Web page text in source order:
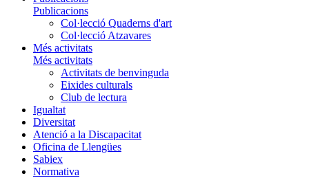
Publicacions
Col·lecció Quaderns d'art
Col·lecció Atzavares
Més activitats
Més activitats
Activitats de benvinguda
Eixides culturals
Club de lectura
Igualtat
Diversitat
Atenció a la Discapacitat
Oficina de Llengües
Sabiex
Normativa